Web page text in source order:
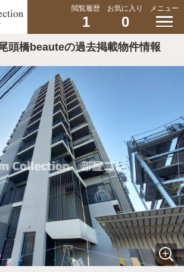
閲覧履歴
1
お気に入り
0
メニュー
頭橋beauteの過去掲載物件情報